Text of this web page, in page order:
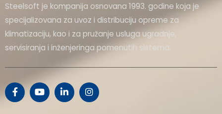
Steelsoft je kompanija osnovana 1993. godine koja je
specijalizovana za uvoz i distribuciju opreme za
klimatizaciju, kao i za pružanje usluga ugradnje,
servisiranja i inženjeringa pomenutih sistema.